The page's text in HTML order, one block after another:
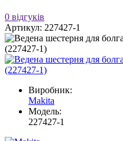
0 відгуків
Артикул: 227427-1
Виробник:
Makita
Модель:
227427-1